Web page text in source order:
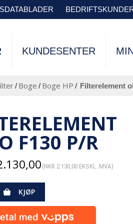
KUNDESENTER
/ Boge / Boge HP / filterelement
F130 P/R
(NKR 2.130,00 EKSKL. MVA)
KJØP